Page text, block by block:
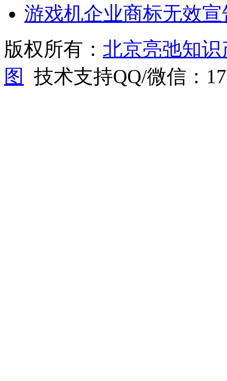
游戏机企业商标无效
版权所有： 北京亮弛知
图
技术支持QQ/微信：